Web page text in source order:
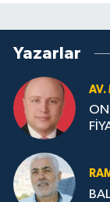
Yazarlar
AV.